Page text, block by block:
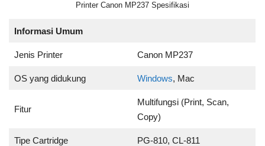
Printer Canon MP237 Spesifikasi
Informasi Umum
Jenis Printer Canon MP237
OS yang didukung Windows, Mac
Fitur
Multifungsi (Print, Scan,
Copy)
Tipe Cartridge PG-810, CL-811